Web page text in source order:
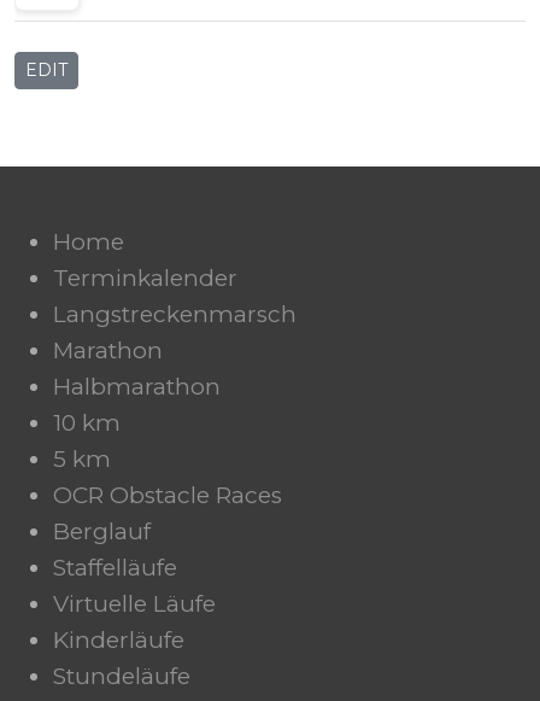
EDIT
Home
Terminkalender
Langstreckenmarsch
Marathon
Halbmarathon
10 km
5 km
OCR Obstacle Races
Berglauf
Staffelläufe
Virtuelle Läufe
Kinderläufe
Stundeläufe